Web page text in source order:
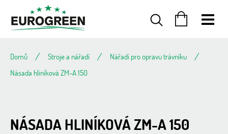
obsah
Domů Stroje a nářadí
Nářadí pro opravu trávníku
Násada hliníková ZM-A 150
NÁSADA HLINÍKOVÁ ZM-A 150